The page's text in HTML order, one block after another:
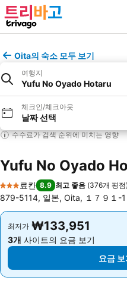
Oita의 숙소 모두 보기
여행지
Yufu No Oyado Hotaru
체크인/체크아웃
날짜 선택
수수료가 검색 순위에 미치는 영향
Yufu No Oyado
3 성급
료칸 8.9 최고 좋음 (376개 평점)
879-5114, 일본, Oita, １７９１-
최저가 ₩133,951
3개 사이트의 요금 보기
요금
최저가 ₩133,951
3개 사이트의 요금 보기
요금 보